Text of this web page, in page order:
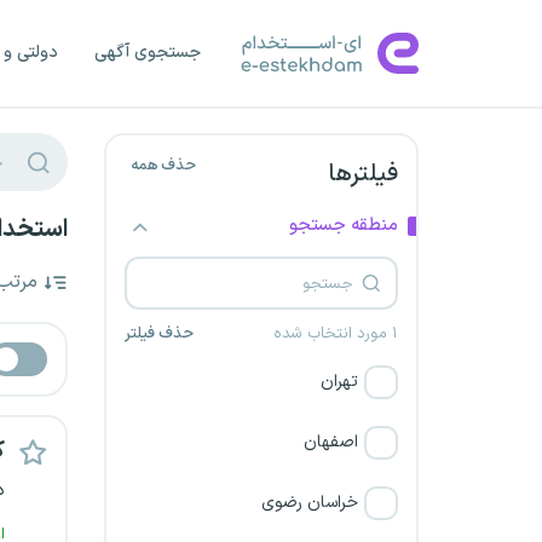
جستجوی آگهی دولتی
فیلترها حذف همه
منطقه جستجو
۱ مورد انتخاب شده حذف فیلتر
تهران
اصفهان
خراسان رضوی